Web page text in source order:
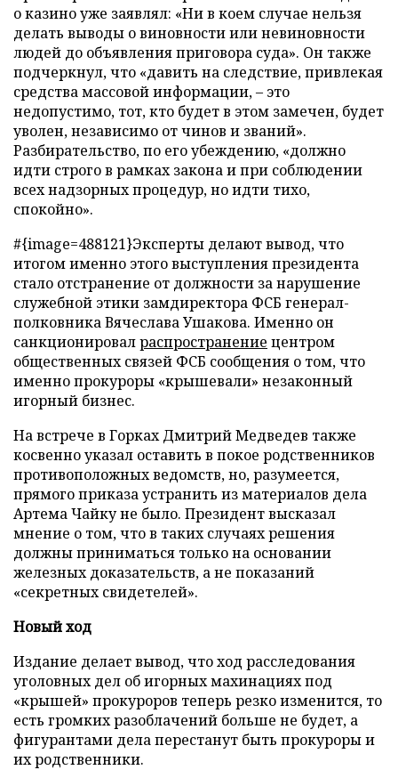
о казино уже заявлял: «Ни в коем случае нельзя
делать выводы о виновности или невиновности
людей до объявления приговора суда». Он также
подчеркнул, что «давить на следствие, привлекая
средства массовой информации, – это
недопустимо, тот, кто будет в этом замечен, будет
уволен, независимо от чинов и званий».
Разбирательство, по его убеждению, «должно
идти строго в рамках закона и при соблюдении
всех надзорных процедур, но идти тихо,
спокойно».
#{image=488121}Эксперты делают вывод, что
итогом именно этого выступления президента
стало отстранение от должности за нарушение
служебной этики замдиректора ФСБ генерал-
полковника Вячеслава Ушакова. Именно он
санкционировалраспространение центром
общественных связей ФСБ сообщения о том, что
именно прокуроры «крышевали» незаконный
игорный бизнес.
На встрече в Горках Дмитрий Медведев также
косвенно указал оставить в покое родственников
противоположных ведомств, но, разумеется,
прямого приказа устранить из материалов дела
Артема Чайку не было. Президент высказал
мнение о том, что в таких случаях решения
должны приниматься только на основании
железных доказательств, а не показаний
«секретных свидетелей».
Новый ход
Издание делает вывод, что ход расследования
уголовных дел об игорных махинациях под
«крышей» прокуроров теперь резко изменится, то
есть громких разоблачений больше не будет, а
фигурантами дела перестанут быть прокуроры и
их родственники.